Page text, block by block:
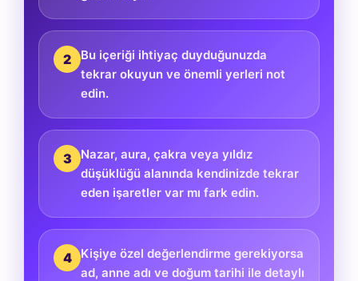
2
Bu içeriği ihtiyaç duyduğunuzda
tekrar okuyun ve önemli yerleri not
edin.
3
Nazar, aura, çakra veya yıldız
düşüklüğü alanında kendinizde tekrar
eden işaretler var mı fark edin.
4
Kişiye özel değerlendirme gerekiyorsa
ad, anne adı ve doğum tarihi ile detaylı